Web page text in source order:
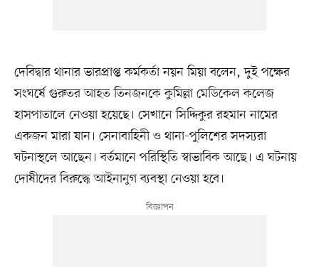
দেবিদ্বার থানার ভারপ্রাপ্ত কর্মকর্তা নয়ন মিয়া বলেন, দুই পক্ষের
সংঘর্ষে গুরুতর আহত তিনজনকে কুমিল্লা মেডিকেল কলেজ
হাসপাতালে নেওয়া হয়েছে। সেখানে সিদ্দিকুর রহমান নামের
একজন মারা যান। সেনাবাহিনী ও থানা-পুলিশের সদস্যরা
ঘটনাস্থলে আছেন। বর্তমানে পরিস্থিতি স্বাভাবিক আছে। এ ঘটনায়
দোষীদের বিরুদ্ধে আইনানুগ ব্যবস্থা নেওয়া হবে।